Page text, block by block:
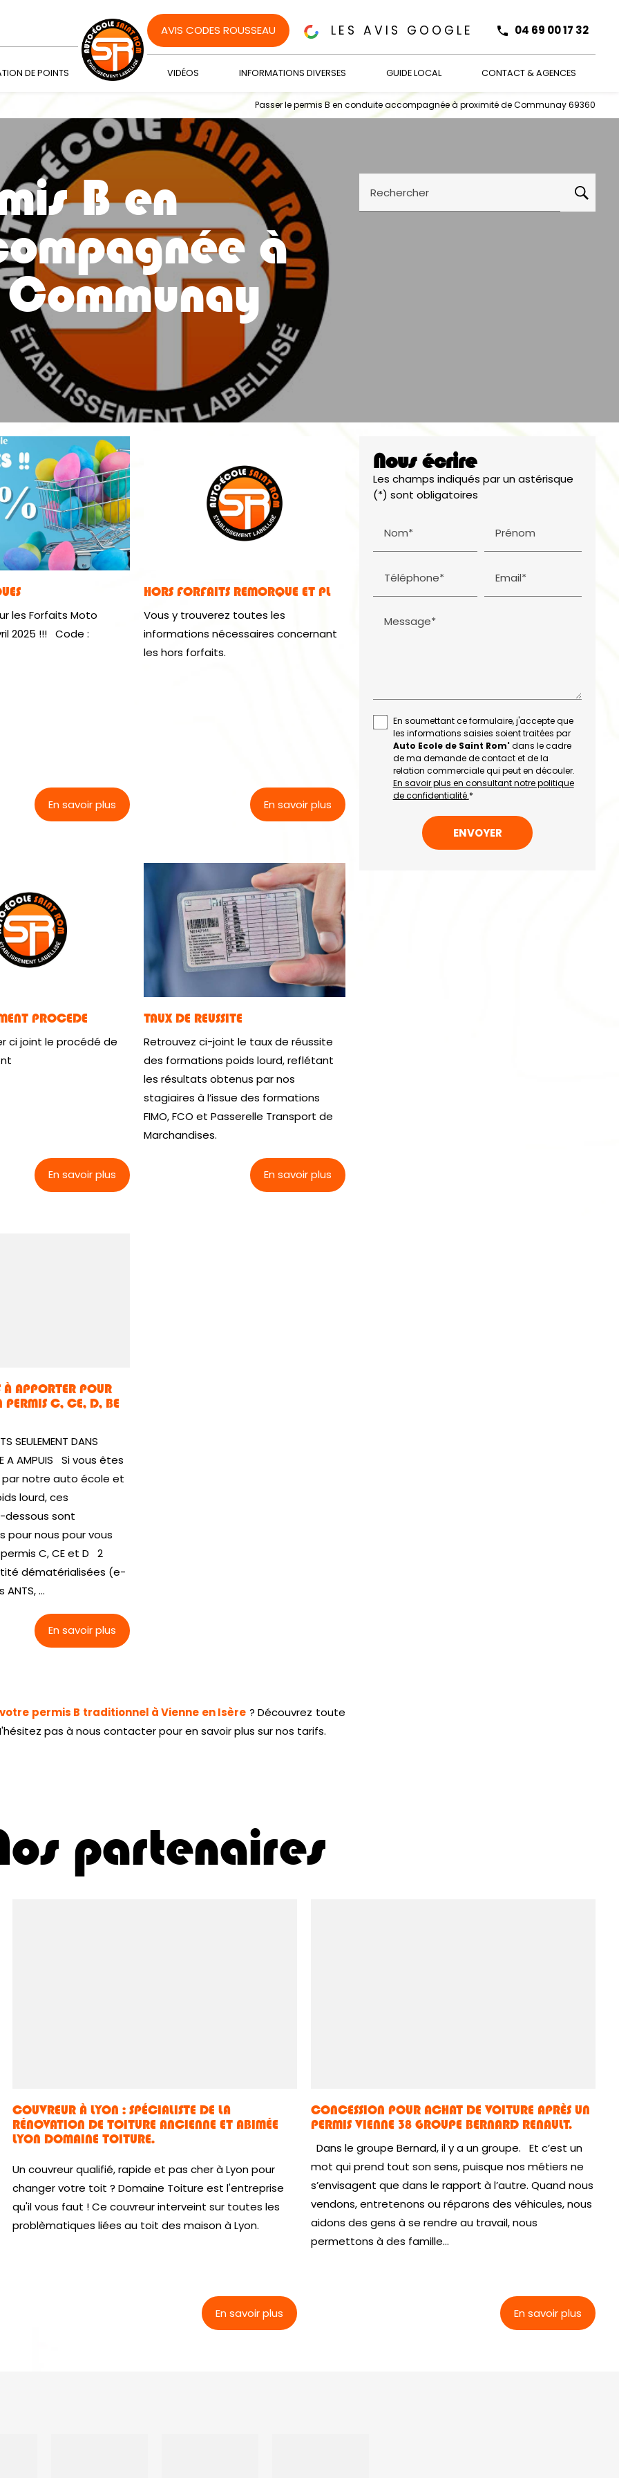
DE POINTS
AVIS CODES ROUSSEAU LES AVIS GOOGLE 04 69 00 17 32
VIDÉOS INFORMATIONS DIVERSES GUIDE LOCAL CONTACT & AGENCES
Passer le permis B en conduite accompagnée à proximité de Communay 69360
B en
à
Rechercher
les Forfaits Moto
2025 !!! Code :
En savoir plus
HORS FORFAITS REMORQUE ET PL
Vous y trouverez toutes les
informations nécessaires concernant
les hors forfaits.
En savoir plus
PROCEDE
ci joint le procédé de
En savoir plus
TAUX DE REUSSITE
Retrouvez ci-joint le taux de réussite
des formations poids lourd, reflétant
les résultats obtenus par nos
stagiaires à l’issue des formations
FIMO, FCO et Passerelle Transport de
Marchandises.
En savoir plus
À APPORTER POUR
PERMIS C, CE, D, BE
SEULEMENT DANS
A AMPUIS Si vous êtes
notre auto école et
lourd, ces
sont
pour nous pour vous
C, CE et D 2
dématérialisées (e-
...
En savoir plus
permis B traditionnel à Vienne en Isère ? Découvrez toute
pas à nous contacter pour en savoir plus sur nos tarifs.
Nous écrire
Les champs indiqués par un astérisque
(*) sont obligatoires
Nom* Prénom
Téléphone* Email*
Message*
En soumettant ce formulaire, j'accepte que
les informations saisies soient traitées par
Auto Ecole de Saint Rom'dans le cadre
de ma demande de contact et de la
relation commerciale qui peut en découler.
En savoir plus en consultant notre politique
de confidentialité.*
partenaires
COUVREUR À LYON : SPÉCIALISTE DE LA
RÉNOVATION DE TOITURE ANCIENNE ET ABIMÉE
LYON DOMAINE TOITURE.
Un couvreur qualifié, rapide et pas cher à Lyon pour
changer votre toit ? Domaine Toiture est l'entreprise
qu'il vous faut ! Ce couvreur interveint sur toutes les
problèmatiques liées au toit des maison à Lyon.
En savoir plus
CONCESSION POUR ACHAT DE VOITURE APRÈS UN
PERMIS VIENNE 38 GROUPE BERNARD RENAULT.
Dans le groupe Bernard, il y a un groupe. Et c’est un
mot qui prend tout son sens, puisque nos métiers ne
s’envisagent que dans le rapport à l’autre. Quand nous
vendons, entretenons ou réparons des véhicules, nous
aidons des gens à se rendre au travail, nous
permettons à des famille...
En savoir plus